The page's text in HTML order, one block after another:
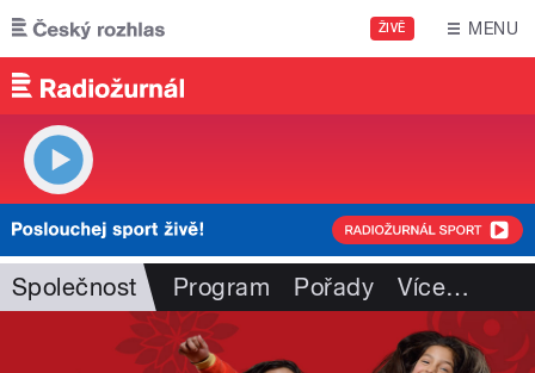
Přejít k hlavnímu obsahu
ŽIVĚ MENU
Společnost Program Pořady Více…